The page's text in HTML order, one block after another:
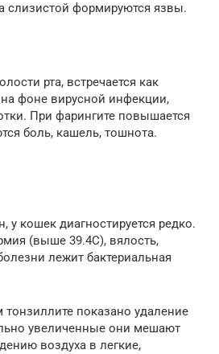
слизистой формируются язвы.
рта, встречается как
фоне вирусной инфекции,
При фарингите повышается
боль, кашель, тошнота.
у кошек диагностируется редко.
(выше 39.4С), вялость,
лежит бактериальная
показано удаление
увеличенные они мешают
воздуха в легкие,